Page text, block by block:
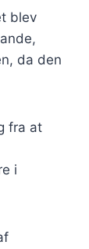
blev
da den
fra at
i